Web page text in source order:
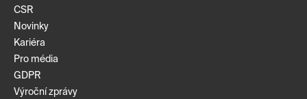
CSR
Novinky
Kariéra
Pro média
GDPR
Výroční zprávy